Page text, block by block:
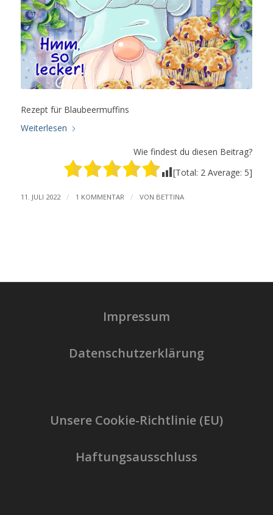
Rezept für Blaubeermuffins
Weiterlesen
Wie findest du diesen Beitrag?
[Total: 2 Average: 5]
11. JULI 2022 / 1 KOMMENTAR / VON BETTINA
Impressum
Datenschutzerklärung
Unsere Cookie-Richtlinie (EU)
Haftungsausschluss